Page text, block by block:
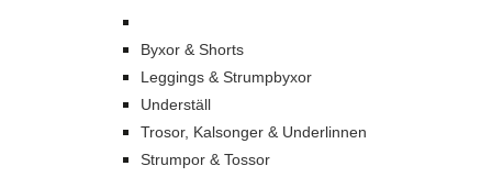
Byxor & Shorts
Leggings & Strumpbyxor
Underställ
Trosor, Kalsonger & Underlinnen
Strumpor & Tossor